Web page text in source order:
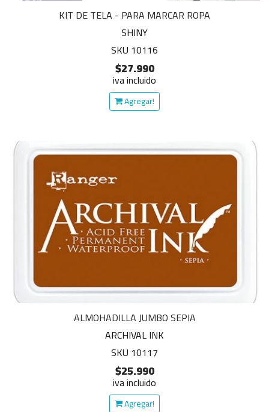
KIT DE TELA - PARA MARCAR ROPA
SHINY
SKU 10116
$27.990
iva incluido
Agregar!
ALMOHADILLA JUMBO SEPIA
ARCHIVAL INK
SKU 10117
$25.990
iva incluido
Agregar!